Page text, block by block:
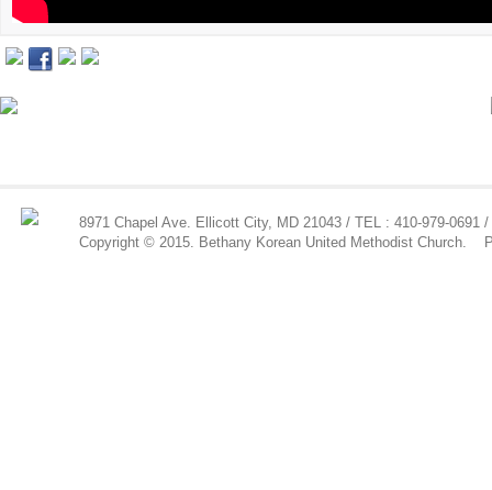
8971 Chapel Ave. Ellicott City, MD 21043 / TEL : 410-979-0691
Copyright © 2015. Bethany Korean United Methodist Church.